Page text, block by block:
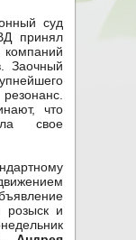
суд
принял
Заочный
что
свое
розыск и